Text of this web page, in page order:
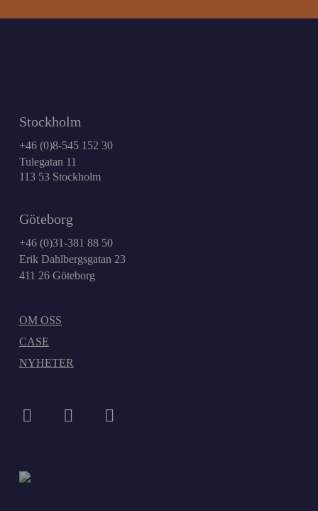
Stockholm
+46 (0)8-545 152 30
Tulegatan 11
113 53 Stockholm
Göteborg
+46 (0)31-381 88 50
Erik Dahlbergsgatan 23
411 26 Göteborg
OM OSS
CASE
NYHETER